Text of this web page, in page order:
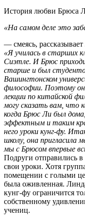
История любви Брюса
«На самом деле это
— смеясь,
«Я училась в старших
Сиэтле. И Брюс
старше и был
Вашингтонском
философии. Поэтому
лекции по китайской
могу сказать вам, что
когда Брюс Ли был
эффектным и таким
него уроки кунг-фу.
школу, она пригласила
мы с Брюсом впервые
Подруги отправились в
свои уроки. Хотя
помещении с голыми
была оживленная.
кунг-фу ограничится
собственному
учениц.